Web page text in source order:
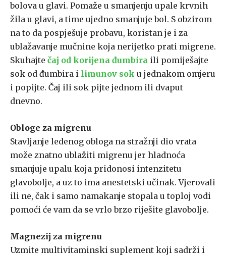
bolova u glavi. Pomaže u smanjenju upale krvnih
žila u glavi, a time ujedno smanjuje bol. S obzirom
na to da pospješuje probavu, koristan je i za
ublažavanje mučnine koja nerijetko prati migrene.
Skuhajte čaj od korijena đumbira ili pomiješajte
sok od đumbira i limunov sok u jednakom omjeru
i popijte. Čaj ili sok pijte jednom ili dvaput
dnevno.
Obloge za migrenu
Stavljanje ledenog obloga na stražnji dio vrata
može znatno ublažiti migrenu jer hladnoća
smanjuje upalu koja pridonosi intenzitetu
glavobolje, a uz to ima anestetski učinak. Vjerovali
ili ne, čak i samo namakanje stopala u toploj vodi
pomoći će vam da se vrlo brzo riješite glavobolje.
Magnezij za migrenu
Uzmite multivitaminski suplement koji sadrži i